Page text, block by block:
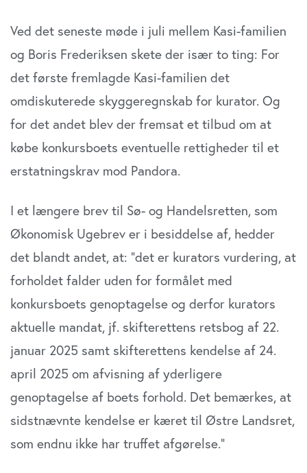
Ved det seneste møde i juli mellem Kasi-familien
og Boris Frederiksen skete der især to ting: For
det første fremlagde Kasi-familien det
omdiskuterede skyggeregnskab for kurator. Og
for det andet blev der fremsat et tilbud om at
købe konkursboets eventuelle rettigheder til et
erstatningskrav mod Pandora.
I et længere brev til Sø- og Handelsretten, som
Økonomisk Ugebrev er i besiddelse af, hedder
det blandt andet, at: ”det er kurators vurdering, at
forholdet falder uden for formålet med
konkursboets genoptagelse og derfor kurators
aktuelle mandat, jf. skifterettens retsbog af 22.
januar 2025 samt skifterettens kendelse af 24.
april 2025 om afvisning af yderligere
genoptagelse af boets forhold. Det bemærkes, at
sidstnævnte kendelse er kæret til Østre Landsret,
som endnu ikke har truffet afgørelse.”